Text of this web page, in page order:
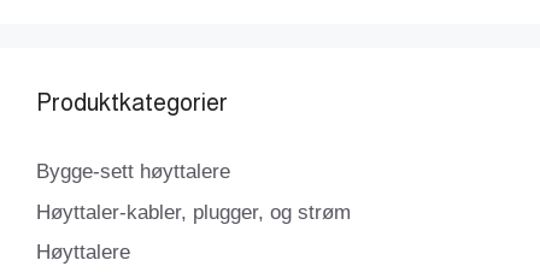
Produktkategorier
Bygge-sett høyttalere
Høyttaler-kabler, plugger, og strøm
Høyttalere